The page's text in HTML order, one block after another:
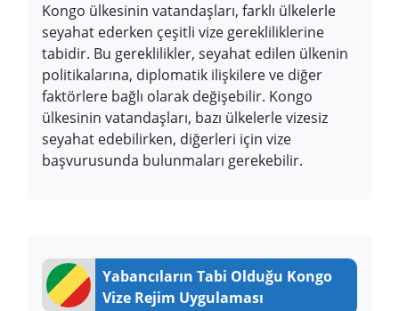
Kongo ülkesinin vatandaşları, farklı ülkelerle
seyahat ederken çeşitli vize gerekliliklerine
tabidir. Bu gereklilikler, seyahat edilen ülkenin
politikalarına, diplomatik ilişkilere ve diğer
faktörlere bağlı olarak değişebilir. Kongo
ülkesinin vatandaşları, bazı ülkelerle vizesiz
seyahat edebilirken, diğerleri için vize
başvurusunda bulunmaları gerekebilir.
Yabancıların Tabi Olduğu Kongo
Vize Rejim Uygulaması